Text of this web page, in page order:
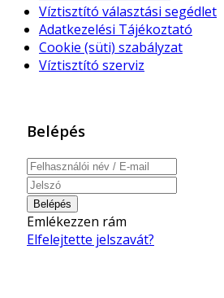
Víztisztító választási segédlet
Adatkezelési Tájékoztató
Cookie (süti) szabályzat
Víztisztító szerviz
Belépés
Belépés
Emlékezzen rám
Elfelejtette jelszavát?